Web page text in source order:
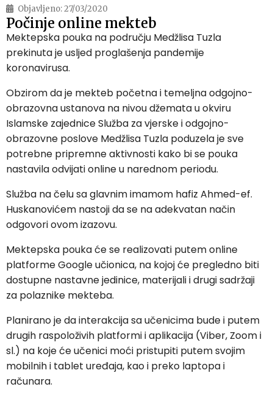
Objavljeno:27/03/2020
Počinje online mekteb
Mektepska pouka na području Medžlisa Tuzla
prekinuta je usljed proglašenja pandemije
koronavirusa.
Obzirom da je mekteb početna i temeljna odgojno-
obrazovna ustanova na nivou džemata u okviru
Islamske zajednice Služba za vjerske i odgojno-
obrazovne poslove Medžlisa Tuzla poduzela je sve
potrebne pripremne aktivnosti kako bi se pouka
nastavila odvijati online u narednom periodu.
Služba na čelu sa glavnim imamom hafiz Ahmed-ef.
Huskanovićem nastoji da se na adekvatan način
odgovori ovom izazovu.
Mektepska pouka će se realizovati putem online
platforme Google učionica, na kojoj će pregledno biti
dostupne nastavne jedinice, materijali i drugi sadržaji
za polaznike mekteba.
Planirano je da interakcija sa učenicima bude i putem
drugih raspoloživih platformi i aplikacija (Viber, Zoom i
sl.) na koje će učenici moći pristupiti putem svojim
mobilnih i tablet uređaja, kao i preko laptopa i
računara.